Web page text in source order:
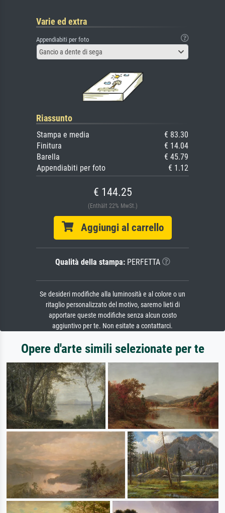
Varie ed extra
Appendiabiti per foto
Gancio a dente di sega
Riassunto
Stampa e media
€ 83.30
Finitura
€ 14.04
Barella
€ 45.79
Appendiabiti per foto
€ 1.12
€ 144.25
(Enthält 22% MwSt.)
Aggiungi al carrello
Qualità della stampa:PERFETTA
Se desideri modifiche alla luminosità e al colore o un
ritaglio personalizzato del motivo, saremo lieti di
apportare queste modifiche senza alcun costo
aggiuntivo per te. Non esitate a contattarci.
Opere d'arte simili selezionate per te